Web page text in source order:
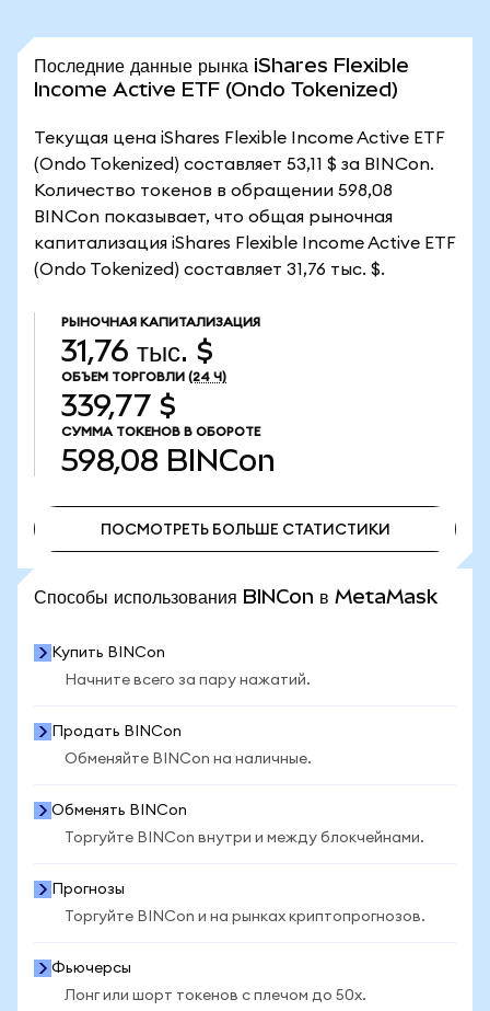
Последние данные рынка iShares Flexible
Income Active ETF (Ondo Tokenized)
Текущая цена iShares Flexible Income Active ETF
(Ondo Tokenized) составляет 53,11 $ за BINCon.
Количество токенов в обращении 598,08
BINCon показывает, что общая рыночная
капитализация iShares Flexible Income Active ETF
(Ondo Tokenized) составляет 31,76 тыс. $.
РЫНОЧНАЯ КАПИТАЛИЗАЦИЯ
31,76 тыс. $
ОБЪЕМ ТОРГОВЛИ (24 Ч)
339,77 $
СУММА ТОКЕНОВ В ОБОРОТЕ
598,08 BINCon
ПОСМОТРЕТЬ БОЛЬШЕ СТАТИСТИКИ
Способы использования BINCon в MetaMask
Купить BINCon
Начните всего за пару нажатий.
Продать BINCon
Обменяйте BINCon на наличные.
Обменять BINCon
Торгуйте BINCon внутри и между блокчейнами.
Прогнозы
Торгуйте BINCon и на рынках криптопрогнозов.
Фьючерсы
Лонг или шорт токенов с плечом до 50x.